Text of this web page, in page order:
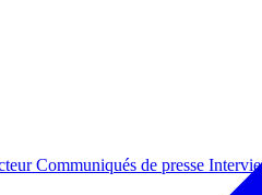
Communiqués de presse